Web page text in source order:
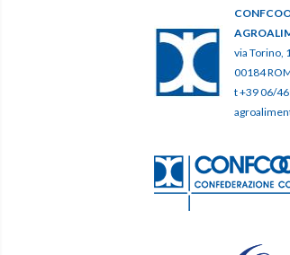
via Torino,
00184
t +39 06/